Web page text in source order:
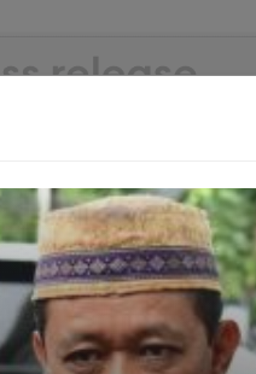
Dulu Dihina Kini Nikel